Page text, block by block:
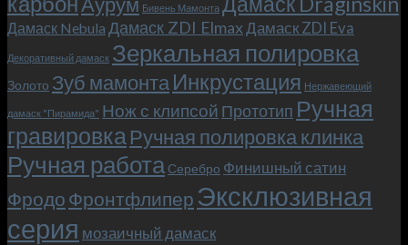
мы
прикоснулись
к
фильма.
Бивень Мамонта
Дамаск Nebula Дамаск ZDI Elmax Дамаск ZDI Eva
Декоративный дамаск Зеркальная полировка
Золото Зуб мамонтаИнкрустация Нержавеющий
дамаск "Пирамида" Нож с клипсой Прототип Ручная
гравировкаРучная полировка клинка
Ручная работа Серебро Финишный сатин
Фродо Фронтфлипер Эксклюзивная
серия мозаичный дамаск